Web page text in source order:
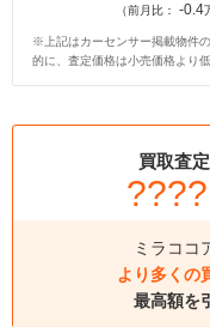
（前月比： -0.4
※上記はカーセンサー掲載物件
的に、査定価格は小売価格より低
買取査
????
ミラココ
より多くの
最高額を